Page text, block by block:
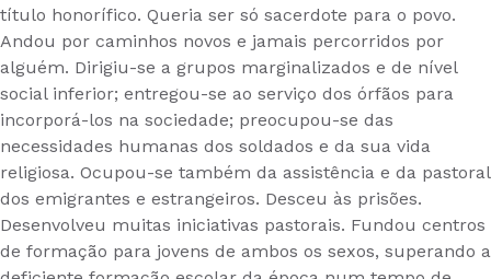
título honorífico. Queria ser só sacerdote para o povo.
Andou por caminhos novos e jamais percorridos por
alguém. Dirigiu-se a grupos marginalizados e de nível
social inferior; entregou-se ao serviço dos órfãos para
incorporá-los na sociedade; preocupou-se das
necessidades humanas dos soldados e da sua vida
religiosa. Ocupou-se também da assistência e da pastoral
dos emigrantes e estrangeiros. Desceu às prisões.
Desenvolveu muitas iniciativas pastorais. Fundou centros
de formação para jovens de ambos os sexos, superando a